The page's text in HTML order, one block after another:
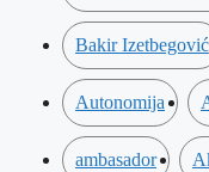
Bakir Izetbegović
Autonomija
ambasador